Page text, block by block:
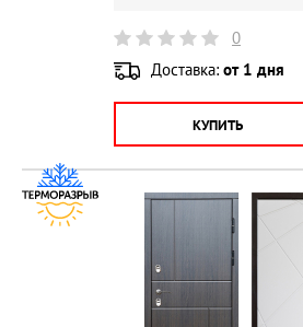
0
Доставка: от 1 дня
КУПИТЬ